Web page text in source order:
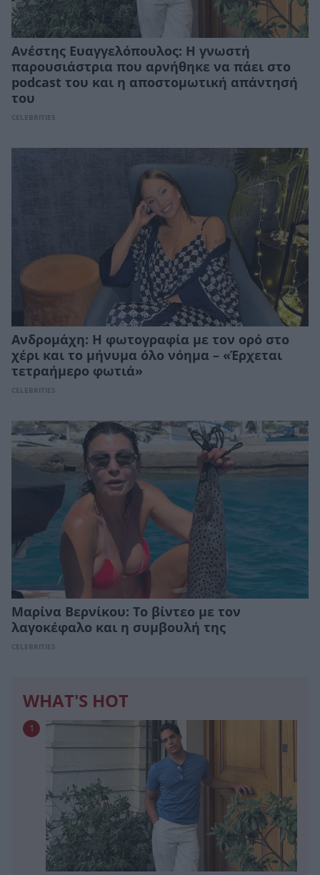
Ανέστης Ευαγγελόπουλος: Η γνωστή
παρουσιάστρια που αρνήθηκε να πάει στο
podcast του και η αποστομωτική απάντησή
του
CELEBRITIES
Ανδρομάχη: Η φωτογραφία με τον ορό στο
χέρι και το μήνυμα όλο νόημα – «Έρχεται
τετραήμερο φωτιά»
CELEBRITIES
Μαρίνα Βερνίκου: Το βίντεο με τον
λαγοκέφαλο και η συμβουλή της
CELEBRITIES
WHAT'S HOT
1